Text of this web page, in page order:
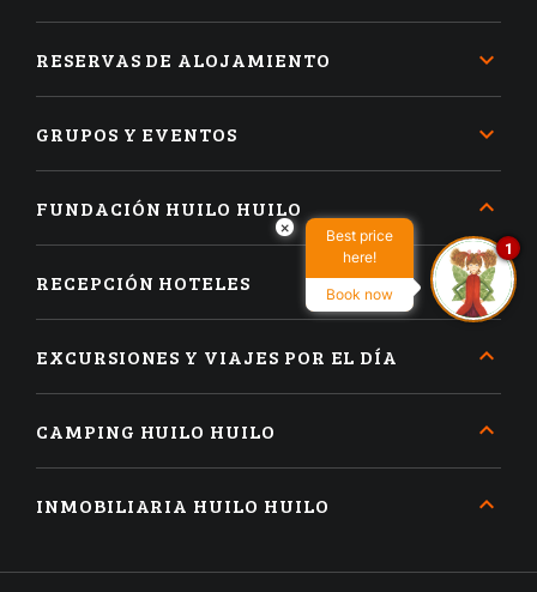
RESERVAS DE ALOJAMIENTO
GRUPOS Y EVENTOS
FUNDACIÓN HUILO HUILO
RECEPCIÓN HOTELES
EXCURSIONES Y VIAJES POR EL DÍA
CAMPING HUILO HUILO
INMOBILIARIA HUILO HUILO
×
Best price
here!
Book now
1